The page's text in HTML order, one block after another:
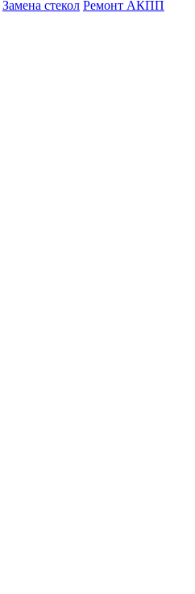
Замена стекол Ремонт АКПП